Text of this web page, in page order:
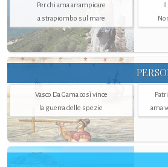
Per chi ama arrampicare
a strapiombo sul mare
Vasco Da Gama così vince
la guerra delle spezie
ama